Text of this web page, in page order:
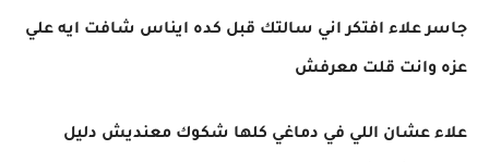
جاسر علاء افتكر اني سالتك قبل كده ايناس شافت ايه علي
عزه وانت قلت معرفش
علاء عشان اللي في دماغي كلها شكوك معنديش دليل